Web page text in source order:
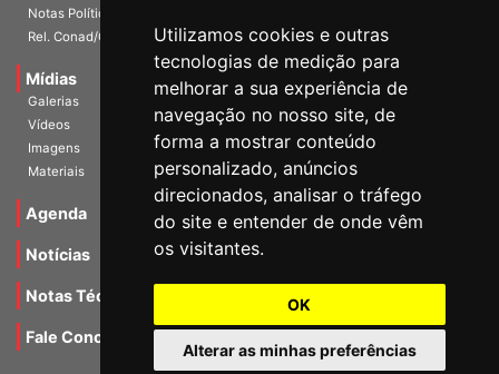
Utilizamos cookies e outras
tecnologias de medição para
melhorar a sua experiência de
navegação no nosso site, de
forma a mostrar conteúdo
personalizado, anúncios
direcionados, analisar o tráfego
do site e entender de onde vêm
os visitantes.
OK
Alterar as minhas preferências
Notas Políticas
Rel. Conad/Congresso
Mídias
Galerias
Vídeos
Imagens
Materiais
Agenda
Notícias
Notas Técnicas
Fale Conocsco